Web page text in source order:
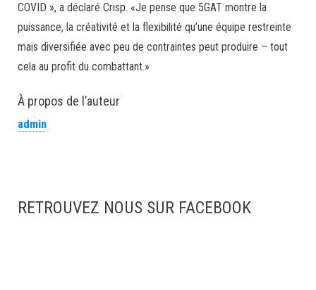
COVID », a déclaré Crisp. «Je pense que 5GAT montre la
puissance, la créativité et la flexibilité qu’une équipe restreinte
mais diversifiée avec peu de contraintes peut produire – tout
cela au profit du combattant.»
À propos de l’auteur
admin
RETROUVEZ NOUS SUR FACEBOOK